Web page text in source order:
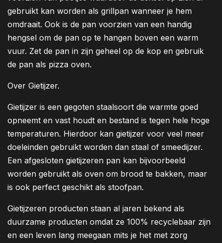
gebruikt kan worden als grillpan wanneer je hem
omdraait. Ook is de pan voorzien van een handig
hengsel om de pan op te hangen boven een warm
vuur. Zet de pan in zijn geheel op de kop en gebruik
de pan als pizza oven.
Over Gietijzer.
Gietijzer is een gegoten staalsoort die warmte goed
opneemt en vast houdt en bestand is tegen hele hoge
temperaturen. Hierdoor kan gietijzer voor veel meer
doeleinden gebruikt worden dan staal of smeedijzer.
Een afgesloten gietijzeren pan kan bijvoorbeeld
worden gebruikt als oven om brood te bakken, maar
is ook perfect geschikt als stoofpan.
Gietijzeren producten staan al jaren bekend als
duurzame producten omdat ze 100% recyclebaar zijn
en een leven lang meegaan mits je het met zorg